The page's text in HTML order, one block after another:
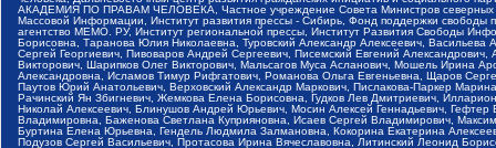
АКАДЕМИЯ ПО ПРАВАМ ЧЕЛОВЕКА, Частное учреждение Совета Министров северных
Массовой Информации, Институт развития прессы - Сибирь, Фонд поддержки
агентство МЕМО. РУ, Институт региональной прессы, Институт Развития Свободы
Борисовна, Таранова Юлия Николаевна, Туровский Александр Алексеевич,
Сергей Георгиевич, Пивоваров Андрей Сергеевич, Писемский Евгений
Викторович, Шарипков Олег Викторович, Мальсагов Муса Асланович, Мошель Ирина
Александровна, Исламов Тимур Рифгатович, Романова Ольга Евгеньевна, Щаров
Паутов Юрий Анатольевич, Верховский Александр Маркович, Пислакова-Паркер
Рачинский Ян Збигневич, Жемкова Елена Борисовна, Гудков Лев Дмитриевич,
Николай Алексеевич, Блинушов Андрей Юрьевич, Мосин Алексей Геннадьевич,
Владимировна, Баженова Светлана Куприяновна, Исаев Сергей Владимирович,
Буртина Елена Юрьевна, Гендель Людмила Залмановна, Кокорина Екатерина
Подузов Сергей Васильевич, Протасова Ирина Вячеславовна, Литинский Леонид